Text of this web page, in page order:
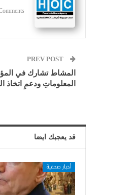
المشاط تشارك في
المعلوماتِ ودعمِ اتخاذ
قد يعجبك ايضا
أخبار صحفية